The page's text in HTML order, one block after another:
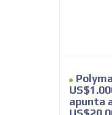
apunta